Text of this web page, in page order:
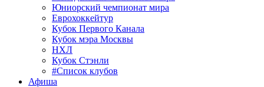
Юниорский чемпионат мира
Еврохоккейтур
Кубок Первого Канала
Кубок мэра Москвы
НХЛ
Кубок Стэнли
#Список клубов
Афиша